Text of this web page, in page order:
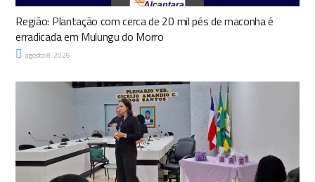
Região: Plantação com cerca de 20 mil pés de maconha é
erradicada em Mulungu do Morro
agosto 8, 2026